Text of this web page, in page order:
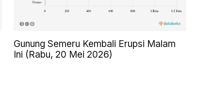
Gunung Semeru Kembali Erupsi Malam
Ini (Rabu, 20 Mei 2026)